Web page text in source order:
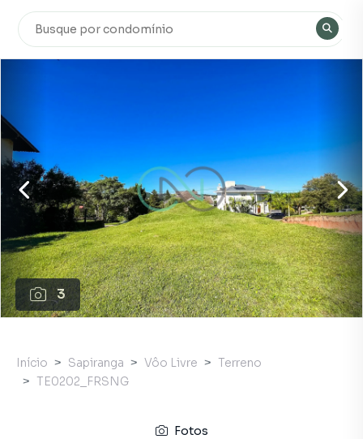
3
Início Sapiranga Vôo Livre
Terreno
TE0202_FRSNG
Fotos